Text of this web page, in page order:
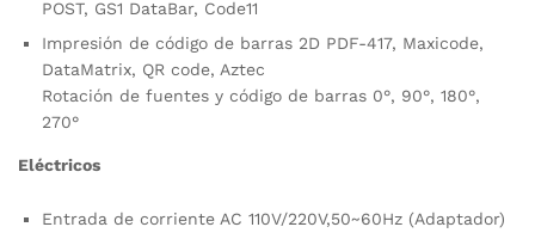
POST, GS1 DataBar, Code11
Impresión de código de barras 2D PDF-417, Maxicode,
DataMatrix, QR code, Aztec
Rotación de fuentes y código de barras 0°, 90°, 180°,
270°
Eléctricos
Entrada de corriente AC 110V/220V,50~60Hz (Adaptador)